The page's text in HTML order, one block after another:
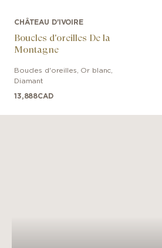
CHÂTEAU D'IVOIRE
Boucles d'oreilles De la
Montagne
Boucles d'oreilles Or blanc
Diamant
13,888CAD